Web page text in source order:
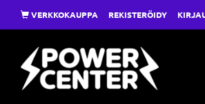
VERKKOKAUPPA REKISTERÖIDY